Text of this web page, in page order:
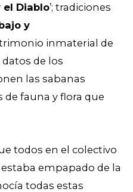
el Diablo’; tradiciones
y
inmaterial de
de los
las sabanas
de fauna y flora que
todos en el colectivo
empapado de la
todas estas